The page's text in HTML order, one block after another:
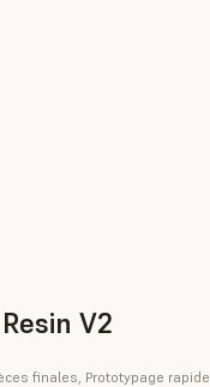
V2
finales, Prototypage rapide